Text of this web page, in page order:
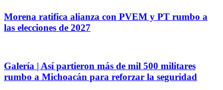
Morena ratifica alianza con PVEM y PT rumbo a
las elecciones de 2027
Galería | Así partieron más de mil 500 militares
rumbo a Michoacán para reforzar la seguridad